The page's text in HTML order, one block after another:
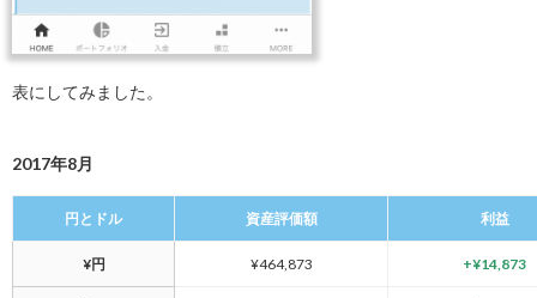
表にしてみました。
2017年8月
円とドル 資産評価額 利益
¥円 ¥464,873 +¥14,873